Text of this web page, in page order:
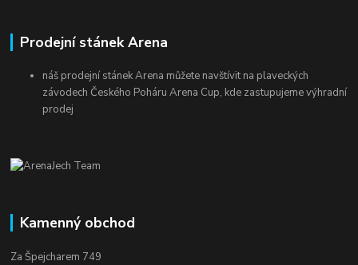
Prodejní stánek Arena
náš prodejní stánek Arena můžete navštívit na plaveckých
závodech Českého Poháru Arena Cup, kde zastupujeme výhradní
prodej
Kamenný obchod
Za Špejcharem 749